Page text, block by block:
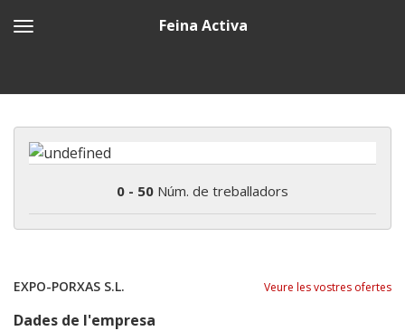
Feina Activa
0 - 50 Núm. de treballadors
EXPO-PORXAS S.L. Veure les vostres ofertes
Dades de l'empresa